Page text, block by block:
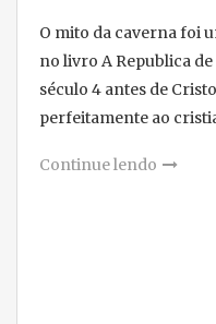
O mito da caverna foi
no livro A Republica
século 4 antes de
perfeitamente ao
Continue lendo